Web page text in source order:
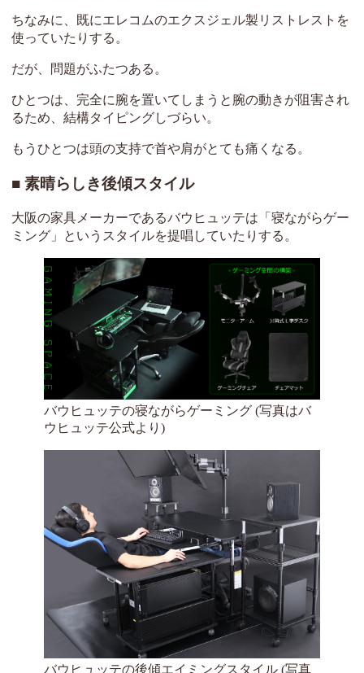
ちなみに、既にエレコムのエクスジェル製リストレストを
使っていたりする。
だが、問題がふたつある。
ひとつは、完全に腕を置いてしまうと腕の動きが阻害され
るため、結構タイピングしづらい。
もうひとつは頭の支持で首や肩がとても痛くなる。
素晴らしき後傾スタイル
大阪の家具メーカーであるバウヒュッテは「寝ながらゲー
ミング」というスタイルを提唱していたりする。
バウヒュッテの寝ながらゲーミング (写真はバ
ウヒュッテ公式より)
バウヒュッテの後傾エイミングスタイル (写真